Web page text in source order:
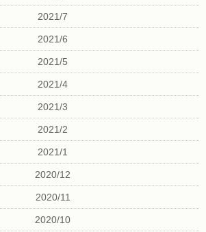
2021/7
2021/6
2021/5
2021/4
2021/3
2021/2
2021/1
2020/12
2020/11
2020/10